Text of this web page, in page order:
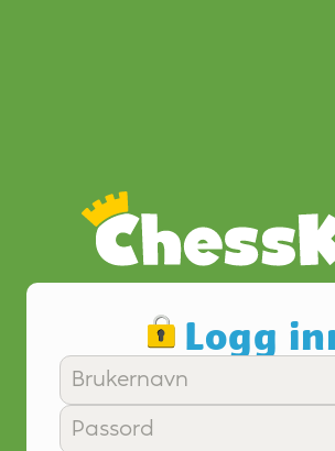
Logg